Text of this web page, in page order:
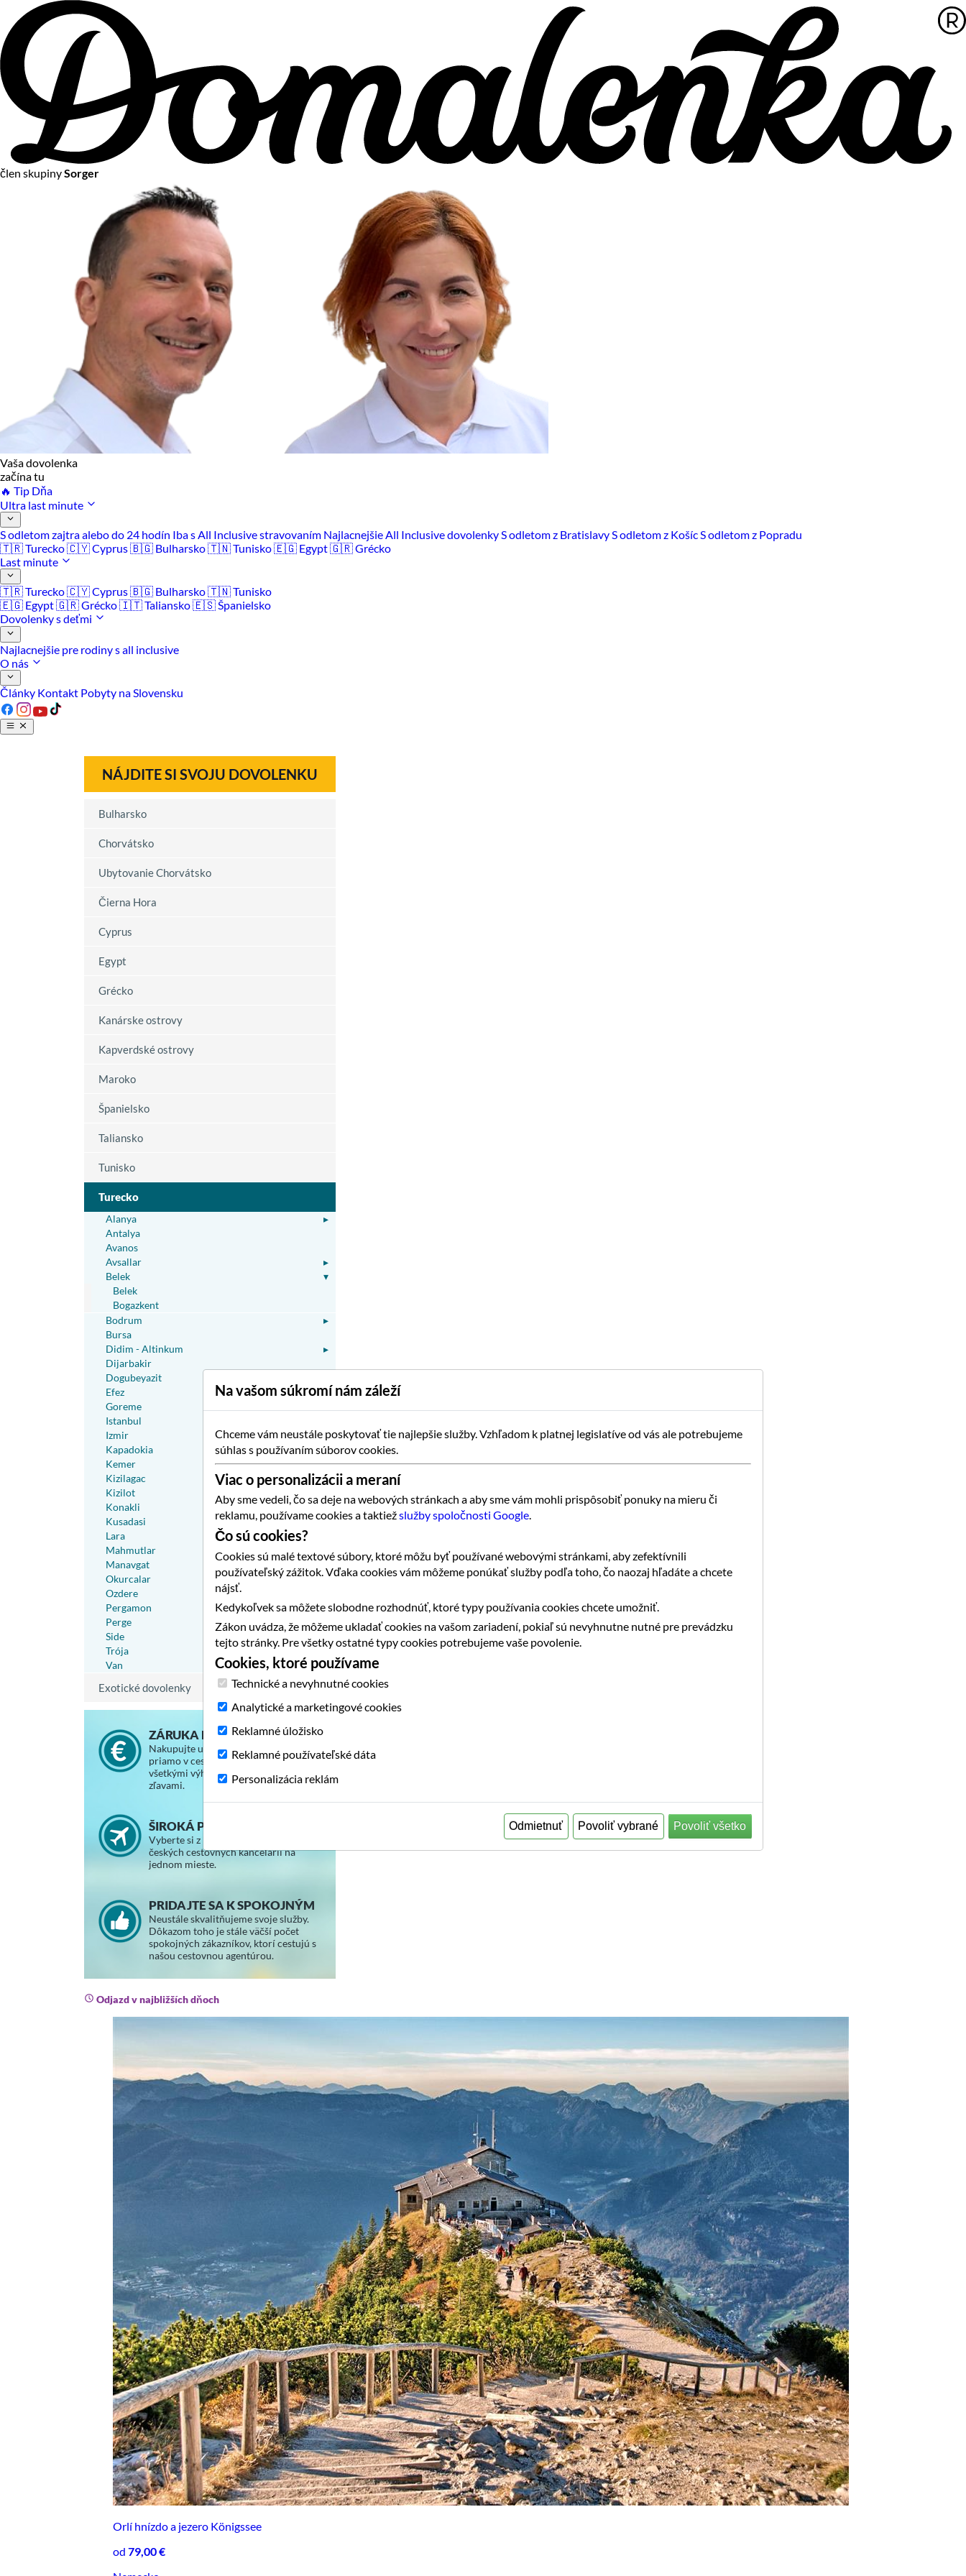
člen skupinySorger
Vaša dovolenka
začína tu
🔥 Tip Dňa
Ultra last minute
S odletom zajtra alebo do 24 hodín Iba s All Inclusive stravovaním Najlacnejšie All Inclusive dovolenkyS odletom z BratislavyS odletom z KošícS odletom z Popradu
🇹🇷 Turecko🇨🇾 Cyprus🇧🇬 Bulharsko🇹🇳 Tunisko🇪🇬 Egypt🇬🇷 Grécko
Last minute
🇹🇷 Turecko🇨🇾 Cyprus🇧🇬 Bulharsko🇹🇳 Tunisko
🇪🇬 Egypt🇬🇷 Grécko🇮🇹 Taliansko🇪🇸 Španielsko
Dovolenky s deťmi
Najlacnejšie pre rodiny s all inclusive
O nás
Články Kontakt Pobyty na Slovensku
NÁJDITE SI SVOJU DOVOLENKU
Bulharsko
Chorvátsko
Ubytovanie Chorvátsko
Čierna Hora
Cyprus
Egypt
Grécko
Kanárske ostrovy
Kapverdské ostrovy
Maroko
Španielsko
Taliansko
Tunisko
Turecko
Alanya
▸
Antalya
Avanos
Avsallar
▸
Belek
▾
Belek
Bogazkent
Bodrum
▸
Bursa
Didim - Altinkum
▸
Dijarbakir
Dogubeyazit
Efez
Goreme
Istanbul
Izmir
▸
Kapadokia
Kemer
▸
Kizilagac
Kizilot
Konakli
Kusadasi
▸
Lara
Mahmutlar
Manavgat
▸
Okurcalar
▸
Ozdere
Pergamon
▸
Perge
Side
▸
Trója
Van
Exotické dovolenky
ZÁRUKA NAJNIŽŠEJ CENY
Nakupujte u nás za rovnaké ceny, ako
priamo v cestovnej kancelárii, so
všetkými výhodami a vernostnými
zľavami.
ŠIROKÁ PONUKA ZÁJAZDOV
Vyberte si z ponuky slovenských a
českých cestovných kancelárií na
jednom mieste.
PRIDAJTE SA K SPOKOJNÝM
Neustále skvalitňujeme svoje služby.
Dôkazom toho je stále väčší počet
spokojných zákazníkov, ktorí cestujú s
našou cestovnou agentúrou.
Odjazd v najbližších dňoch
Orlí hnízdo a jezero Königssee
od 79,00 €
Na vašom súkromí nám záleží
Chceme vám neustále poskytovať tie najlepšie služby. Vzhľadom k platnej legislatíve od vás ale potrebujeme
súhlas s používaním súborov cookies.
Viac o personalizácii a meraní
Aby sme vedeli, čo sa deje na webových stránkach a aby sme vám mohli prispôsobiť ponuky na mieru či
reklamu, používame cookies a taktiežslužby spoločnosti Google.
Čo sú cookies?
Cookies sú malé textové súbory, ktoré môžu byť používané webovými stránkami, aby zefektívnili
používateľský zážitok. Vďaka cookies vám môžeme ponúkať služby podľa toho, čo naozaj hľadáte a chcete
nájsť.
Kedykoľvek sa môžete slobodne rozhodnúť, ktoré typy používania cookies chcete umožniť.
Zákon uvádza, že môžeme ukladať cookies na vašom zariadení, pokiaľ sú nevyhnutne nutné pre prevádzku
tejto stránky. Pre všetky ostatné typy cookies potrebujeme vaše povolenie.
Cookies, ktoré používame
Technické a nevyhnutné cookies
Analytické a marketingové cookies
Reklamné úložisko
Reklamné používateľské dáta
Personalizácia reklám
Povoliť všetko
Povoliť vybrané
Odmietnuť